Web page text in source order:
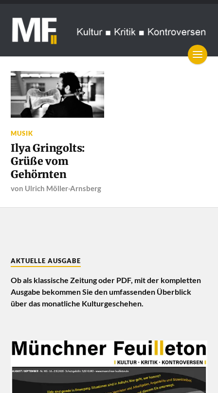
MUSIK
Ilya Gringolts:
Grüße vom
Gehörnten
von Ulrich Möller-Arnsberg
AKTUELLE AUSGABE
Ob als klassische Zeitung oder PDF, mit der kompletten
Ausgabe bekommen Sie den umfassenden Überblick
über das monatliche Kulturgeschehen.